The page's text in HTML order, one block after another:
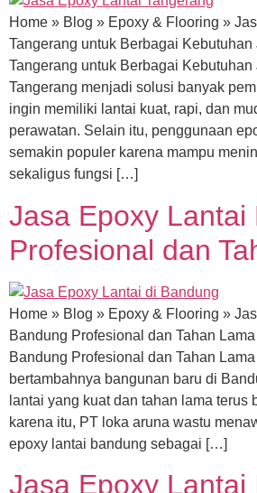
Home » Blog » Epoxy & Flooring »
Tangerang untuk Berbagai
Tangerang untuk Berbagai
Tangerang menjadi solusi banyak
ingin memiliki lantai kuat, rapi, dan
perawatan. Selain itu, penggunaan
semakin populer karena mampu
sekaligus fungsi […]
Jasa Epoxy Lantai
Profesional dan
Home » Blog » Epoxy & Flooring »
Bandung Profesional dan Tahan
Bandung Profesional dan Tahan
bertambahnya bangunan baru di
lantai yang kuat dan tahan lama terus
karena itu, PT loka aruna wastu
epoxy lantai bandung sebagai […]
Jasa Epoxy Lantai